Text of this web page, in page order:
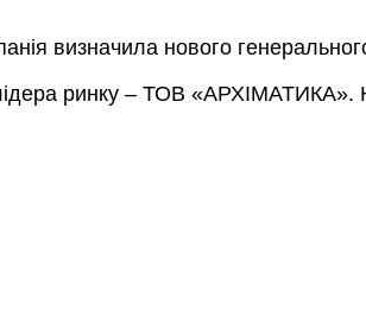
визначила нового
ринку – ТОВ